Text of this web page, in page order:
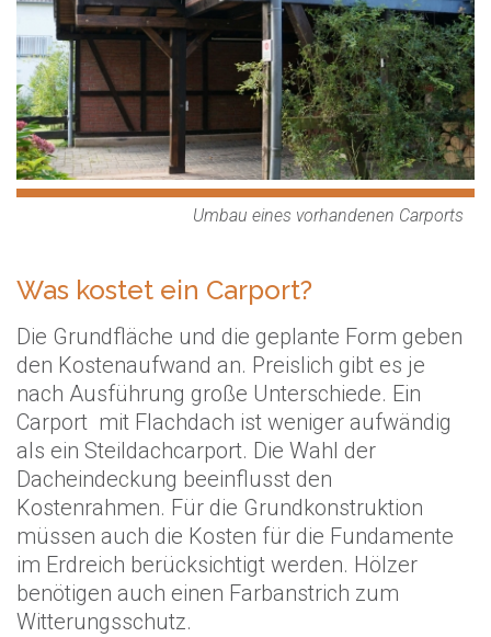
Umbau eines vorhandenen Carports
Was kostet ein Carport?
Die Grundfläche und die geplante Form geben
den Kostenaufwand an. Preislich gibt es je
nach Ausführung große Unterschiede. Ein
Carport mit Flachdach ist weniger aufwändig
als ein Steildachcarport. Die Wahl der
Dacheindeckung beeinflusst den
Kostenrahmen. Für die Grundkonstruktion
müssen auch die Kosten für die Fundamente
im Erdreich berücksichtigt werden. Hölzer
benötigen auch einen Farbanstrich zum
Witterungsschutz.